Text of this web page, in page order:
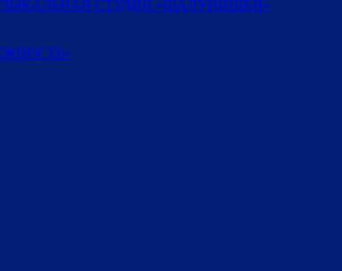
СТУДИЯ «ШАЛУНИШКИ»